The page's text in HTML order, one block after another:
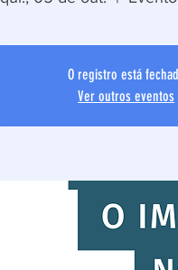
O registro está
Ver outros eventos